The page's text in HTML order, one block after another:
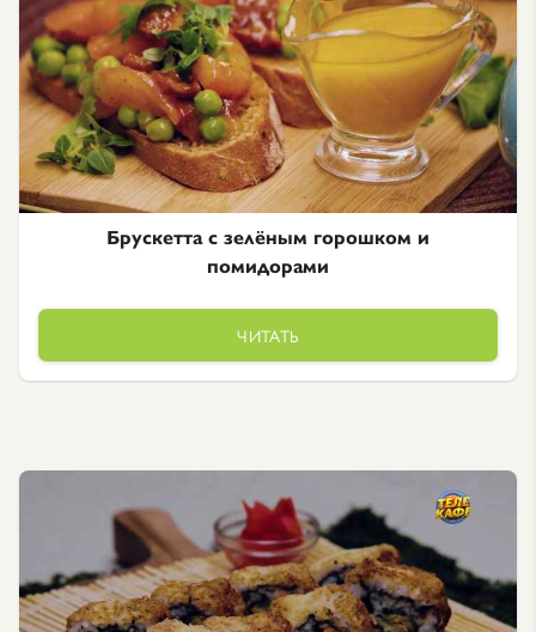
Брускетта с зелёным горошком и
помидорами
ЧИТАТЬ